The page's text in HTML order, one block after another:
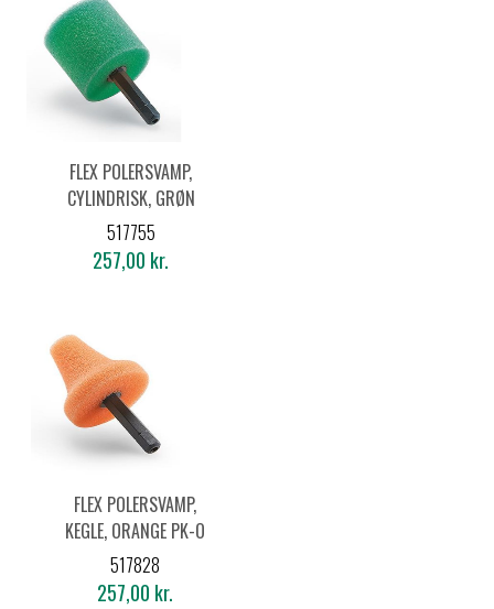
FLEX POLERSVAMP,
CYLINDRISK, GRØN
PZ-G 35 HEX (5 STK.)
517755
257,00 kr.
FLEX POLERSVAMP,
KEGLE, ORANGE PK-O
35 HEX (5 STK.)
517828
257,00 kr.